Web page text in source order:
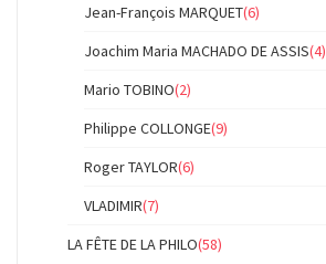
Jean-François MARQUET(6)
Joachim Maria MACHADO DE ASSIS(4)
Mario TOBINO(2)
Philippe COLLONGE(9)
Roger TAYLOR(6)
VLADIMIR(7)
LA FÊTE DE LA PHILO(58)